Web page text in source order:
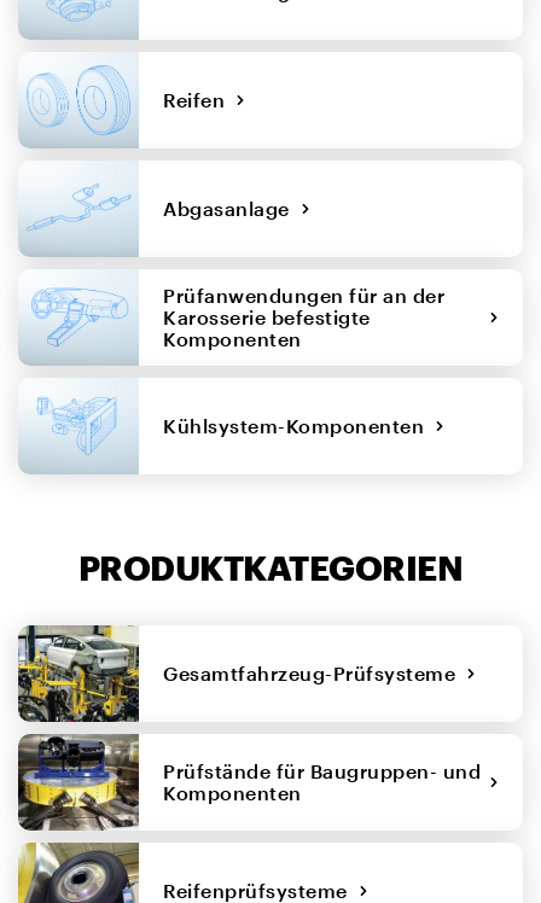
Reifen
Abgasanlage
Prüfanwendungen für an der
Karosserie befestigte
Komponenten
Kühlsystem-Komponenten
PRODUKTKATEGORIEN
Gesamtfahrzeug-Prüfsysteme
Prüfstände für Baugruppen- und
Komponenten
Reifenprüfsysteme